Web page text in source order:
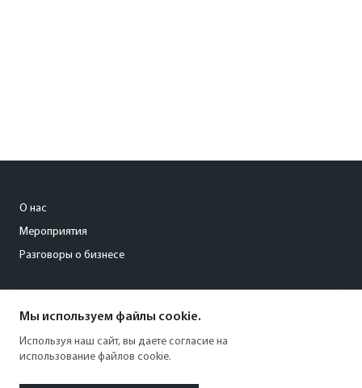
О нас
Мероприятия
Разговоры о бизнесе
+7 (495) 797-69-70
Мы используем файлы cookie.
Используя наш сайт, вы даете согласие на
использование файлов cookie.